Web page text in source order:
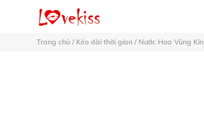
Trang chủ / Kéo dài thời gian / Nước Hoa Vùng Kín